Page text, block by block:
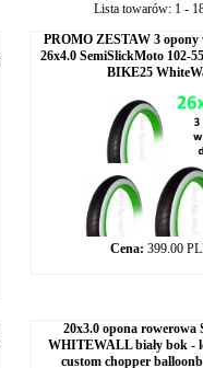
Lista towarów: 1 -
PROMO ZESTAW 3 opony
26x4.0 SemiSlickMoto 102-
BIKE25
Cena: 399.00
20x3.0 opona rowerowa
WHITEWALL biały bok -
custom chopper